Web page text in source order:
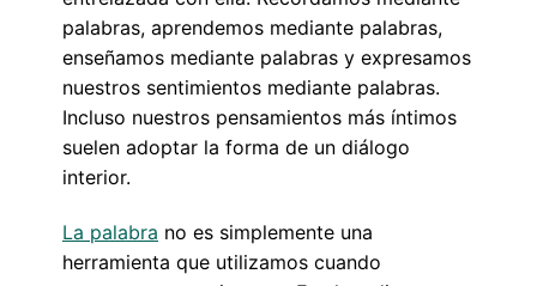
palabras, aprendemos mediante palabras,
enseñamos mediante palabras y expresamos
nuestros sentimientos mediante palabras.
Incluso nuestros pensamientos más íntimos
suelen adoptar la forma de un diálogo
interior.
La palabra no es simplemente una
herramienta que utilizamos cuando